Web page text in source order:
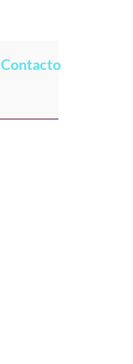
Contacto